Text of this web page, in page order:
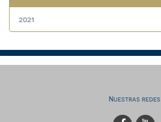
2021
Nuestras redes